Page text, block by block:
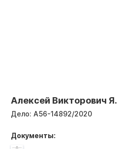
Алексей Викторович Я.
Дело: А56-14892/2020
Документы: